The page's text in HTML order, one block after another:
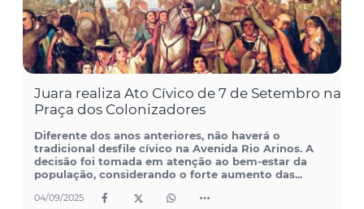
Juara realiza Ato Cívico de 7 de Setembro na
Praça dos Colonizadores
Diferente dos anos anteriores, não haverá o
tradicional desfile cívico na Avenida Rio Arinos. A
decisão foi tomada em atenção ao bem-estar da
população, considerando o forte aumento das...
04/09/2025